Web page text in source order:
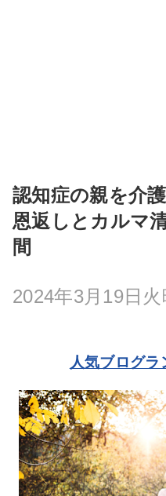
認知症の親を介
恩返しとカルマ
間
2024年3月19日火
人気ブログラ